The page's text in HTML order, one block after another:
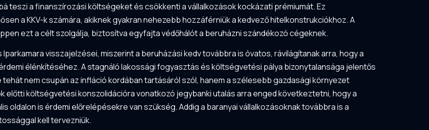
teszi a finanszírozási költségeket és csökkenti a vállalkozások kockázati prémiumát. Ez
a KKV-k számára, akiknek gyakran nehezebb hozzáférniük a kedvező hitelkonstrukciókhoz. A
ezt a célt szolgálja, biztosítva egyfajta védőhálót a beruházni szándékozó cégeknek.
visszajelzései, miszerint a beruházási kedv továbbra is óvatos, rávilágítanak arra, hogy a
élénkítéséhez. A stagnáló lakossági fogyasztás és költségvetési pálya bizonytalansága jelentős
nem csupán az infláció kordában tartásáról szól, hanem a szélesebb gazdasági környezet
előtti költségvetési konszolidációra vonatkozó jegybanki utalás arra enged következtetni, hogy a
oldalon is érdemi előrelépésekre van szükség. Addig a baranyai vállalkozásoknak továbbra is a
kell tervezniük.